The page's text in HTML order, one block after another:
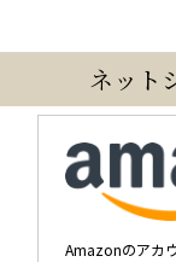
ネット
Amazonのアカ